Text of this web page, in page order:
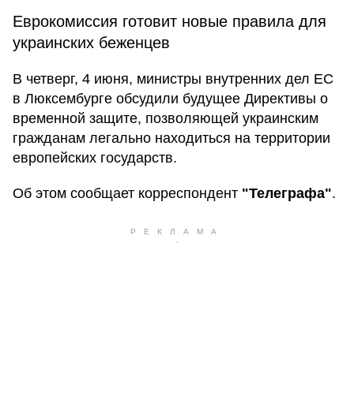
Еврокомиссия готовит новые правила для
украинских беженцев
В четверг, 4 июня, министры внутренних дел ЕС
в Люксембурге обсудили будущее Директивы о
временной защите, позволяющей украинским
гражданам легально находиться на территории
европейских государств.
Об этом сообщает корреспондент "Телеграфа".